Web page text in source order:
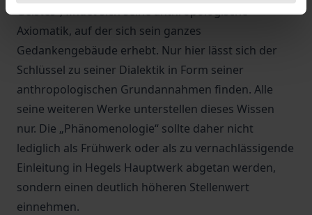
Geistes“, findet sich seine anthropologische
Axiomatik, auf der sich sein ganzes
Gedankengebäude erhebt. Nur hier lässt sich der
Schlüssel zu seiner Dialektik in Form seiner
anthropologischen Grundannahmen finden. Alle
seine weiteren Werke unterstellen dieses Wissen
nur. Die „Phänomenologie“ sollte daher nicht
lediglich als Frühwerk oder als zu vernachlässigende
Einleitung in Hegels Hauptwerk abgetan werden,
sondern einen deutlich höheren Stellenwert
einnehmen.